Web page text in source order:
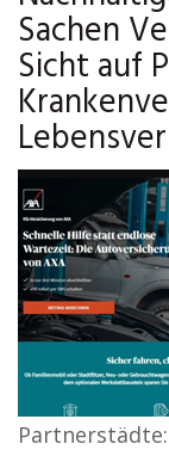
Sachen
Sicht auf